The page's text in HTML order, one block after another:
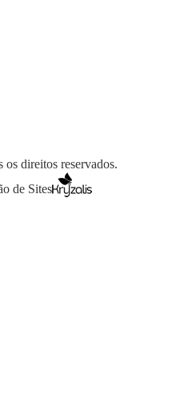
direitos reservados.
de Sites